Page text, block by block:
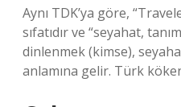
Aynı TDK’ya göre,
sıfatıdır ve “seyahat,
dinlenmek (kimse),
anlamına gelir. Türk